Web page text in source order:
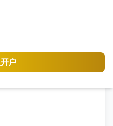
户
年9月
出货量
比增长8%